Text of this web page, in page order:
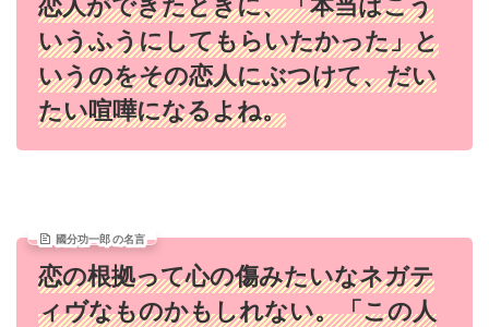
恋人ができたときに、「本当はこう
いうふうにしてもらいたかった」と
いうのをその恋人にぶつけて、だい
たい喧嘩になるよね。
國分功一郎 の名言
恋の根拠って心の傷みたいなネガテ
ィヴなものかもしれない。「この人